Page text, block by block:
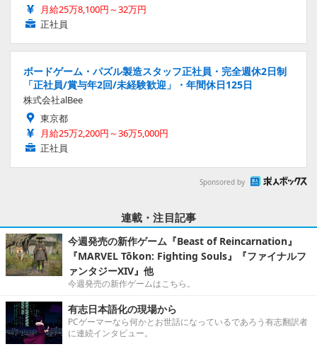
月給25万8,100円～32万円
正社員
ボードゲーム・パズル製造スタッフ正社員・完全週休2日制
「正社員/賞与年2回/未経験歓迎」・年間休日125日
株式会社alBee
東京都
月給25万2,200円～36万5,000円
正社員
Sponsored by
連載・注目記事
今週発売の新作ゲーム『Beast of Reincarnation』
『MARVEL Tōkon: Fighting Souls』『ファイナルフ
ァンタジーXIV』他
今週発売の新作ゲームはこちら。
有志日本語化の現場から
PCゲーマーなら何かとお世話になっているであろう有志翻訳者
に連続インタビュー。